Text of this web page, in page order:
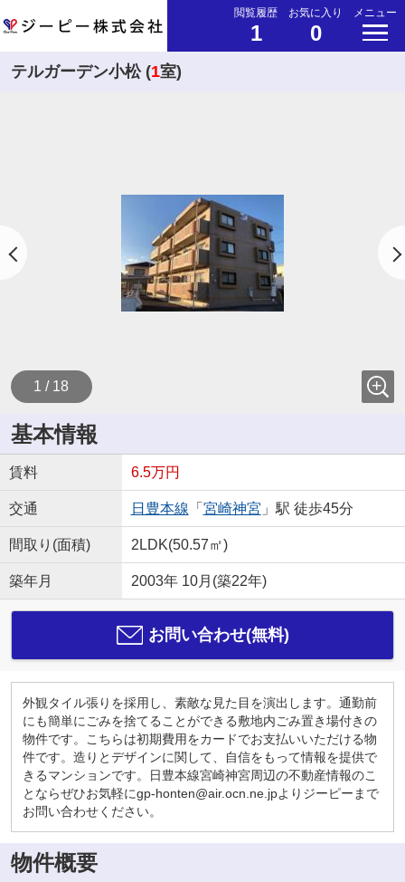
閲覧履歴
1
お気に入り
0
メニュー
テルガーデン小松 (1室)
1 / 18
基本情報
賃料 6.5万円
交通 日豊本線 「 宮崎神宮 」駅 徒歩45分
間取り(面積) 2LDK(50.57㎡)
築年月 2003年 10月(築22年)
お問い合わせ(無料)
外観タイル張りを採用し、素敵な見た目を演出します。通勤前
にも簡単にごみを捨てることができる敷地内ごみ置き場付きの
物件です。こちらは初期費用をカードでお支払いいただける物
件です。造りとデザインに関して、自信をもって情報を提供で
きるマンションです。日豊本線宮崎神宮周辺の不動産情報のこ
とならぜひお気軽にgp-honten@air.ocn.ne.jpよりジーピーまで
お問い合わせください。
物件概要